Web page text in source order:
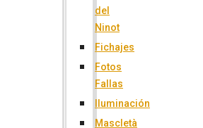
del
Ninot
Fichajes
Fotos
Fallas
Iluminación
Mascletà